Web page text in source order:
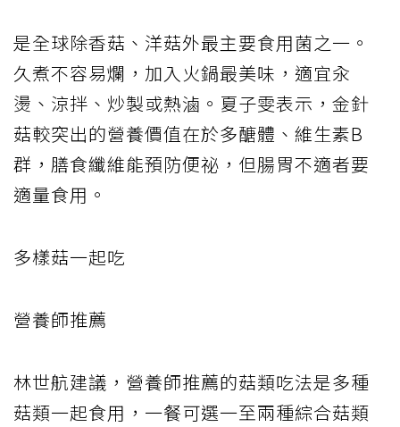
是全球除香菇、洋菇外最主要食用菌之一。
久煮不容易爛，加入火鍋最美味，適宜汆
燙、涼拌、炒製或熱滷。夏子雯表示，金針
菇較突出的營養價值在於多醣體、維生素B
群，膳食纖維能預防便祕，但腸胃不適者要
適量食用。
多樣菇一起吃
營養師推薦
林世航建議，營養師推薦的菇類吃法是多種
菇類一起食用，一餐可選一至兩種綜合菇類